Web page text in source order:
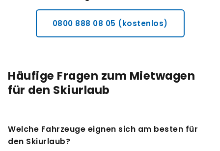
0800 888 08 05 (kostenlos)
Häufige Fragen zum Mietwagen
für den Skiurlaub
Welche Fahrzeuge eignen sich am besten für
den Skiurlaub?